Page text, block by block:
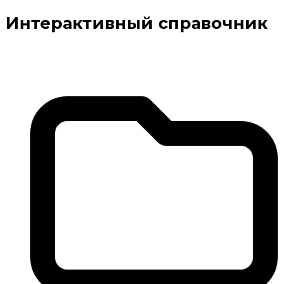
Интерактивный справочник